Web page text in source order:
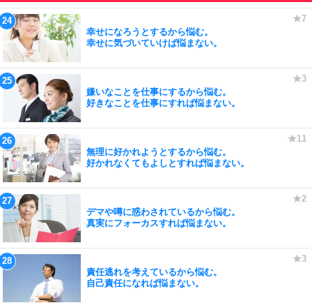
幸せになろうとするから悩む。
幸せに気づいていけば悩まない。
嫌いなことを仕事にするから悩む。
好きなことを仕事にすれば悩まない。
無理に好かれようとするから悩む。
好かれなくてもよしとすれば悩まない。
デマや噂に惑わされているから悩む。
真実にフォーカスすれば悩まない。
責任逃れを考えているから悩む。
自己責任になれば悩まない。